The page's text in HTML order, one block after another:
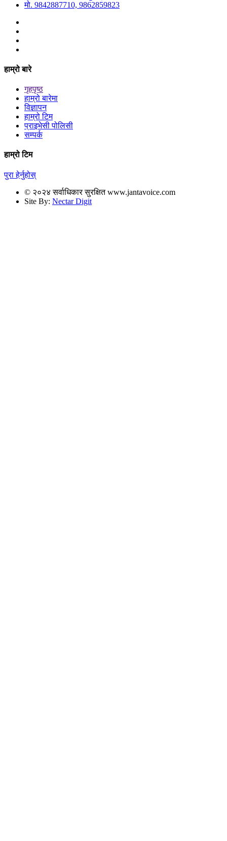
मो. 9842887710, 9862859823
हाम्रो बारे
गृहपृष्ठ
हाम्रो बारेमा
विज्ञापन
हाम्रो टिम
प्राइभेसी पोलिसी
सम्पर्क
हाम्रो टिम
पुरा हेर्नुहोस्
© २०२४ सर्वाधिकार सुरक्षित www.jantavoice.com
Site By: Nectar Digit